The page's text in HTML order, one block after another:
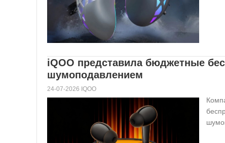
iQOO представила бюджетные
шумоподавлением
24-07-2026 IQOO